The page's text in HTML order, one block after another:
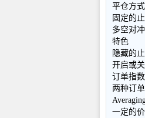
平仓方式
固定的
多空对
特色
隐藏的
开启或
订单指
两种订
一定的